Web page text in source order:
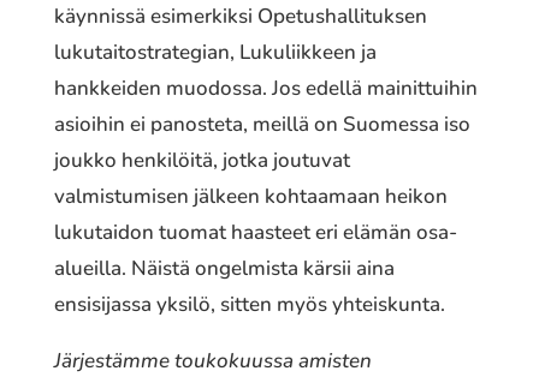
käynnissä esimerkiksi Opetushallituksen
lukutaitostrategian, Lukuliikkeen ja
hankkeiden muodossa. Jos edellä mainittuihin
asioihin ei panosteta, meillä on Suomessa iso
joukko henkilöitä, jotka joutuvat
valmistumisen jälkeen kohtaamaan heikon
lukutaidon tuomat haasteet eri elämän osa-
alueilla. Näistä ongelmista kärsii aina
ensisijassa yksilö, sitten myös yhteiskunta.
Järjestämme toukokuussa amisten